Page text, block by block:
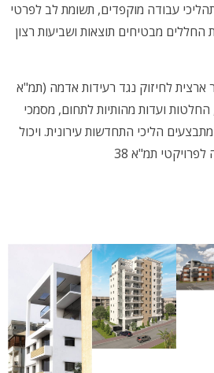
עבודה מוקפדים, תשומת לב לפרטי
מבטיחים תוצאות ושביעות רצון
ארצית לחיזוק נגד רעידות אדמה (תמ"א
החלטות ועדות מהותיות לתחום, מסמכי
הליכי התחדשות עירונית. ויכול
תמ"א 38